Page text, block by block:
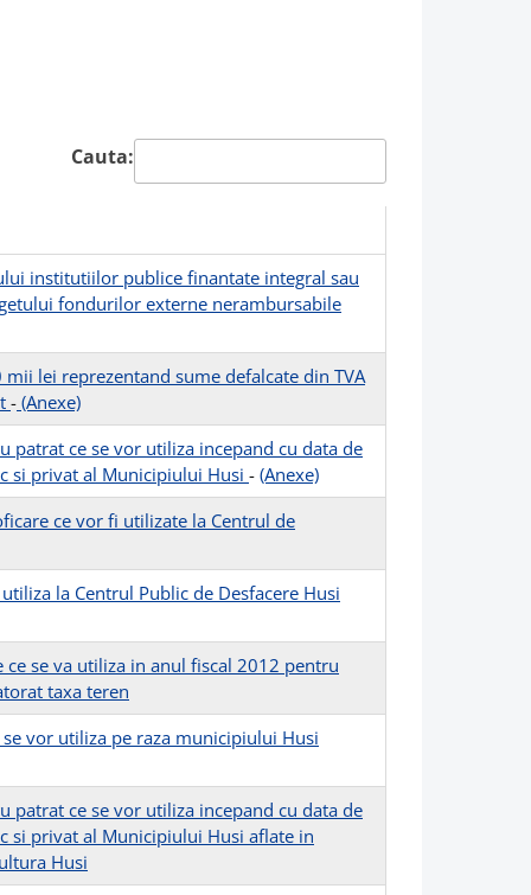
Cauta:
institutiilor publice finantate integral sau
fondurilor externe nerambursabile
lei reprezentand sume defalcate din TVA
- (Anexe)
patrat ce se vor utiliza incepand cu data de
si privat al Municipiului Husi - (Anexe)
ce vor fi utilizate la Centrul de
la Centrul Public de Desfacere Husi
se va utiliza in anul fiscal 2012 pentru
taxa teren
vor utiliza pe raza municipiului Husi
patrat ce se vor utiliza incepand cu data de
privat al Municipiului Husi aflate in
Husi